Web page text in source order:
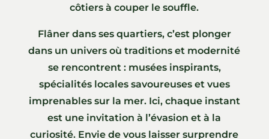
côtiers à couper le souffle.
Flâner dans ses quartiers, c’est plonger
dans un univers où traditions et modernité
se rencontrent : musées inspirants,
spécialités locales savoureuses et vues
imprenables sur la mer. Ici, chaque instant
est une invitation à l’évasion et à la
curiosité. Envie de vous laisser surprendre